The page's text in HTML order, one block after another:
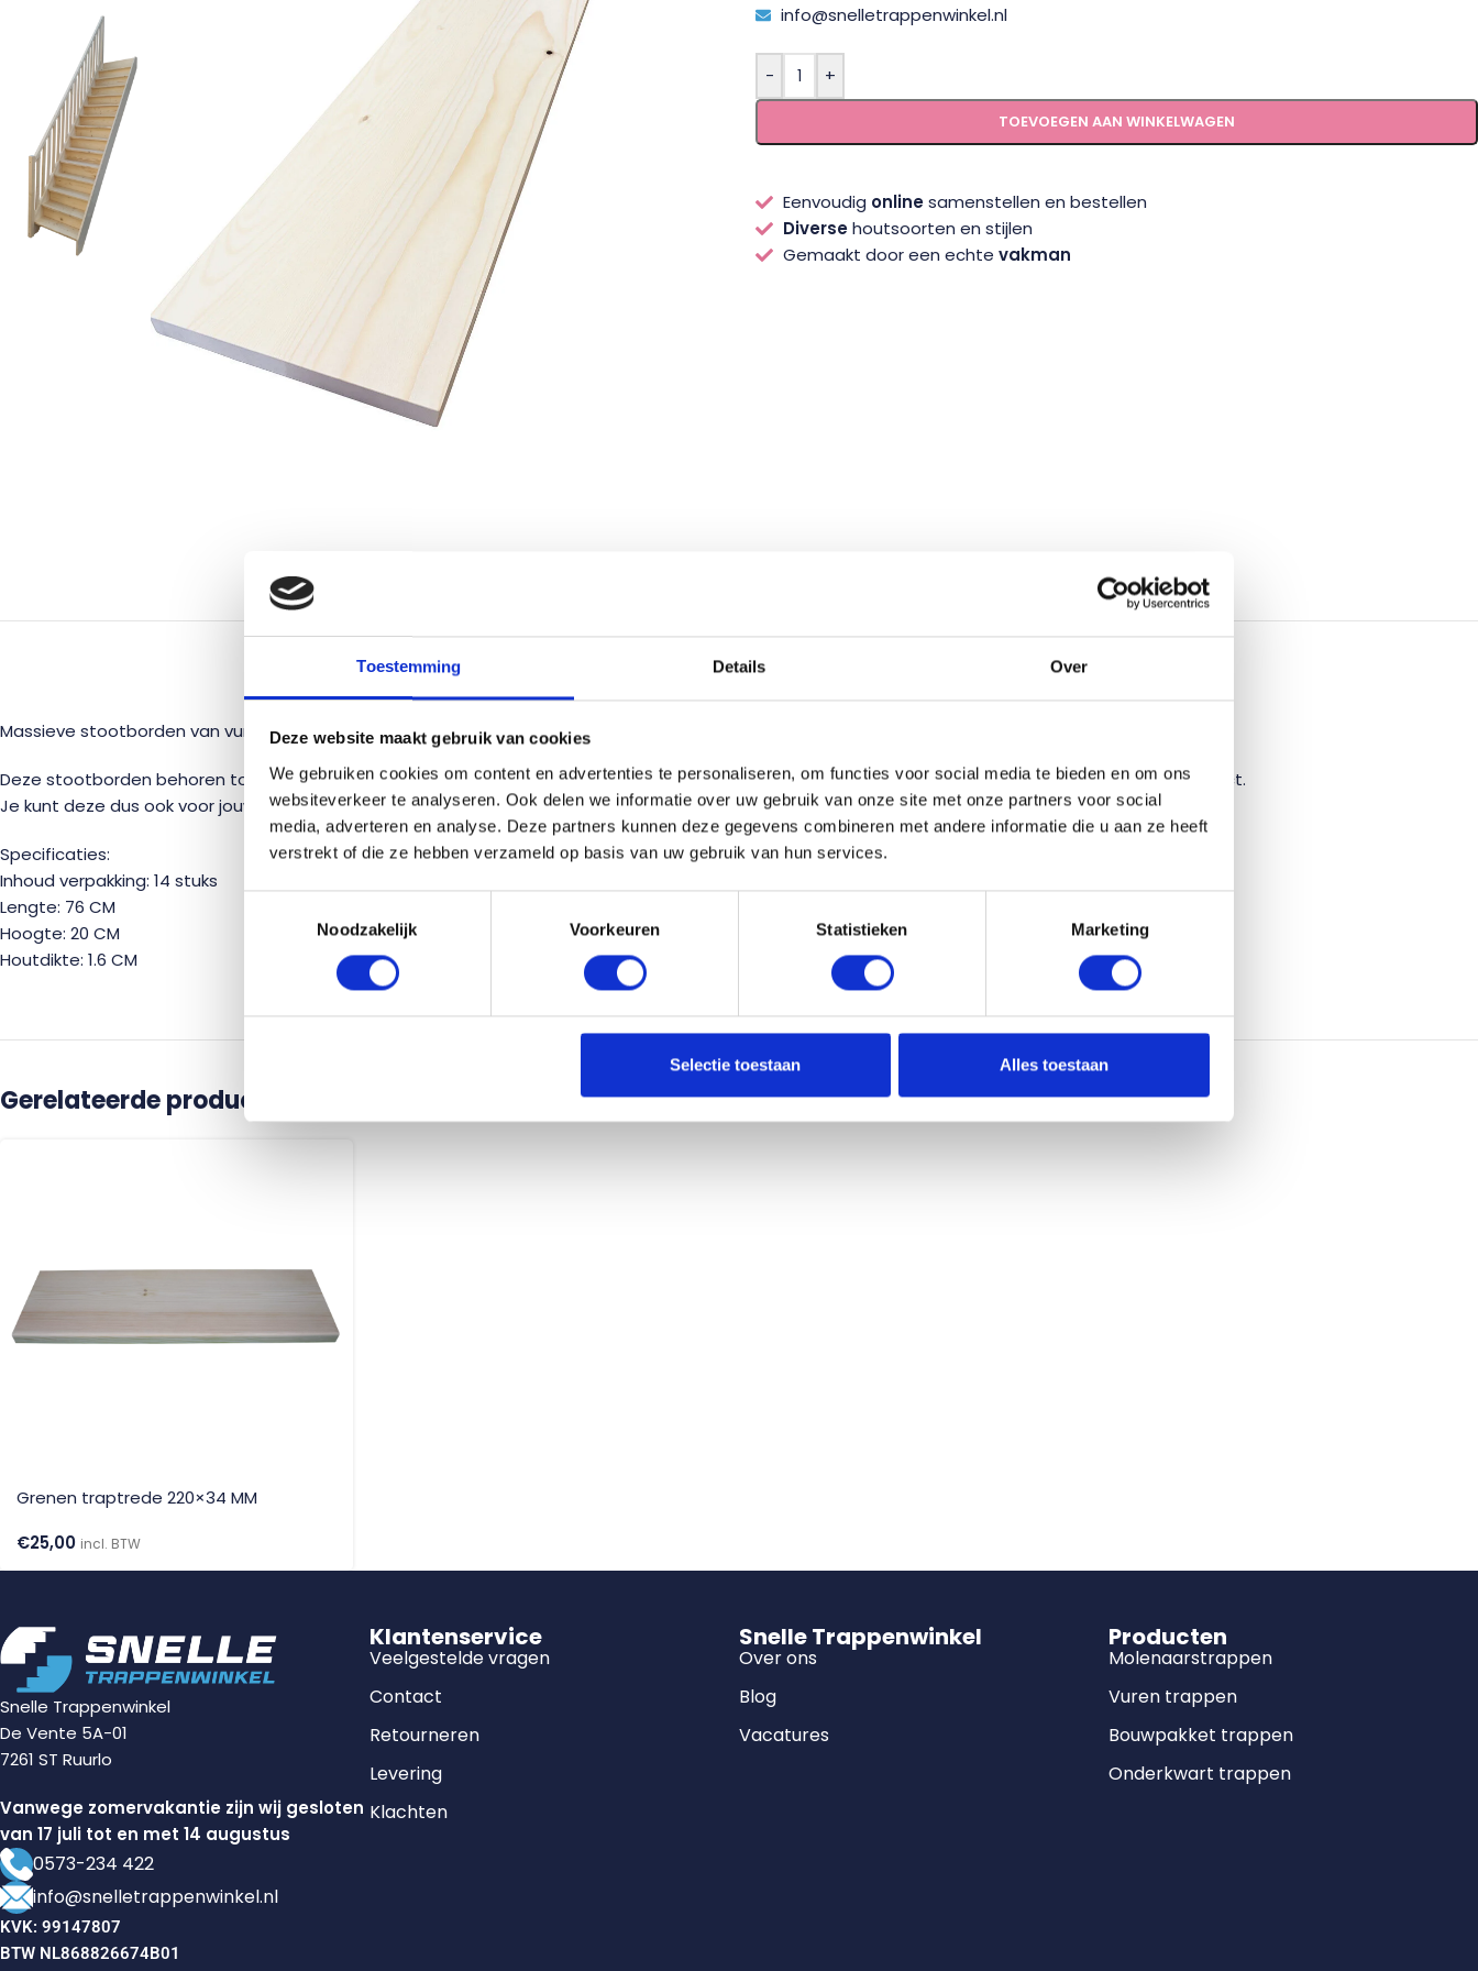
Toestemming Details Over
Deze website maakt gebruik van cookies
We gebruiken cookies om content en advertenties te personaliseren, om functies voor social media te bieden en om ons
websiteverkeer te analyseren. Ook delen we informatie over uw gebruik van onze site met onze partners voor social
media, adverteren en analyse. Deze partners kunnen deze gegevens combineren met andere informatie die u aan ze heeft
verstrekt of die ze hebben verzameld op basis van uw gebruik van hun services.
Noodzakelijk
Voorkeuren Statistieken Marketing
Selectie toestaan Alles toestaan
info@snelletrappenwinkel.nl
- +
TOEVOEGEN AAN WINKELWAGEN
Eenvoudig onlinesamenstellen en bestellen
Diversehoutsoorten en stijlen
Gemaakt door een echte vakman
BESCHRIJVING ERVARINGEN VAN ANDEREN
Massieve stootborden van vurenhout, te gebruiken om jouw trap dicht te maken.
Deze stootborden behoren tot derechte trap 300 CM hoog, en de rechte trap 280 CM hoog, echter zijn deze ook te gebruiken voor ieder ander project.
Je kunt deze dus ook voor jouw eigen trap gebruiken, om deze dicht te maken.
Specificaties:
Inhoud verpakking: 14 stuks
Lengte: 76 CM
Hoogte: 20 CM
Houtdikte: 1.6 CM
Gerelateerde producten
Grenen traptrede 220×34 MM
€25,00 incl. BTW
Snelle Trappenwinkel
De Vente 5A-01
7261 ST Ruurlo
Vanwege zomervakantie zijn wij gesloten
van 17 juli tot en met 14 augustus
0573-234 422
info@snelletrappenwinkel.nl
KVK: 99147807
BTW NL868826674B01
Klantenservice
Veelgestelde vragen
Contact
Retourneren
Levering
Klachten
Snelle Trappenwinkel
Over ons
Blog
Vacatures
Producten
Molenaarstrappen
Vuren trappen
Bouwpakket trappen
Onderkwart trappen